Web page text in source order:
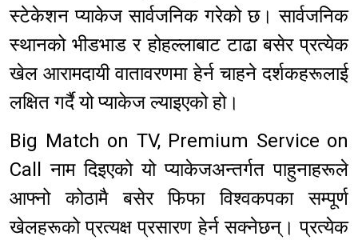
स्टेकेशन प्याकेज सार्वजनिक गरेको छ। सार्वजनिक
स्थानको भीडभाड र होहल्लाबाट टाढा बसेर प्रत्येक
खेल आरामदायी वातावरणमा हेर्न चाहने दर्शकहरूलाई
लक्षित गर्दै यो प्याकेज ल्याइएको हो।
Big Match on TV, Premium Service on
Call नाम दिइएको यो प्याकेजअन्तर्गत पाहुनाहरूले
आफ्नो कोठामै बसेर फिफा विश्वकपका सम्पूर्ण
खेलहरूको प्रत्यक्ष प्रसारण हेर्न सक्नेछन्। प्रत्येक